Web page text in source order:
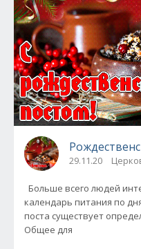
29.11.20
Больше всего людей
календарь питания по
поста существует
Общее для